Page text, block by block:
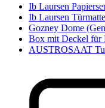
Ib Laursen
Ib Laursen
Gozney Dome
Box mit Deckel für
AUSTROSAAT